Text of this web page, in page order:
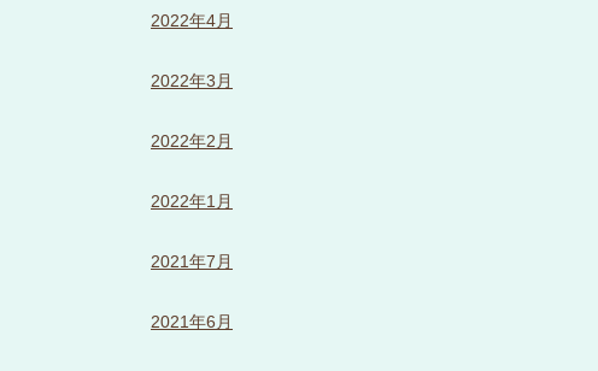
2022年4月
2022年3月
2022年2月
2022年1月
2021年7月
2021年6月